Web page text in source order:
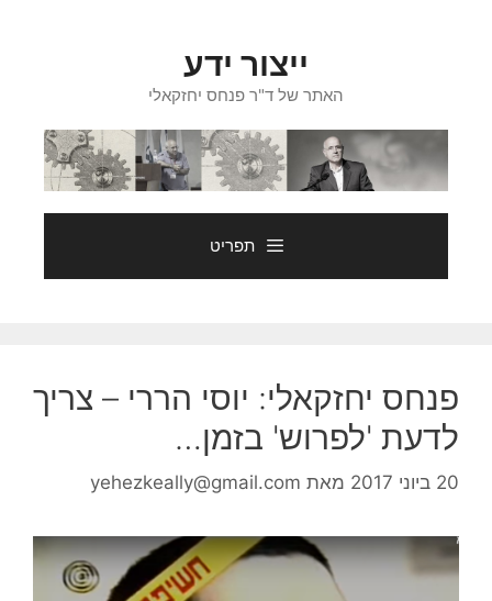
ייצור ידע
האתר של ד"ר פנחס יחזקאלי
תפריט
פנחס יחזקאלי: יוסי הררי – צריך
לדעת 'לפרוש' בזמן…
20 ביוני 2017 מאת yehezkeally@gmail.com